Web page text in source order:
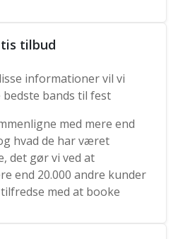
tilbud
informationer vil vi
bedste bands til fest
med mere end
hvad de har været
det gør vi ved at
end 20.000 andre kunder
med at booke